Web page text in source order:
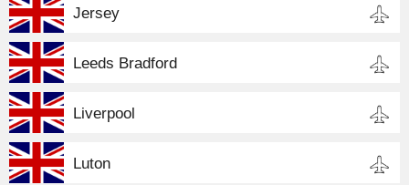
Jersey
Leeds Bradford
Liverpool
Luton